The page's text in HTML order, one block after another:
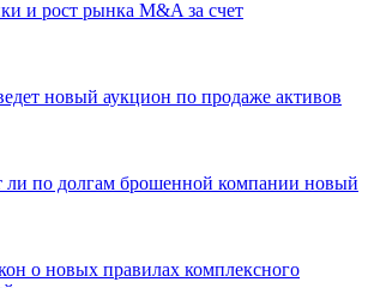
и рост рынка M&A за счет
новый аукцион по продаже активов
ли по долгам брошенной компании новый
о новых правилах комплексного